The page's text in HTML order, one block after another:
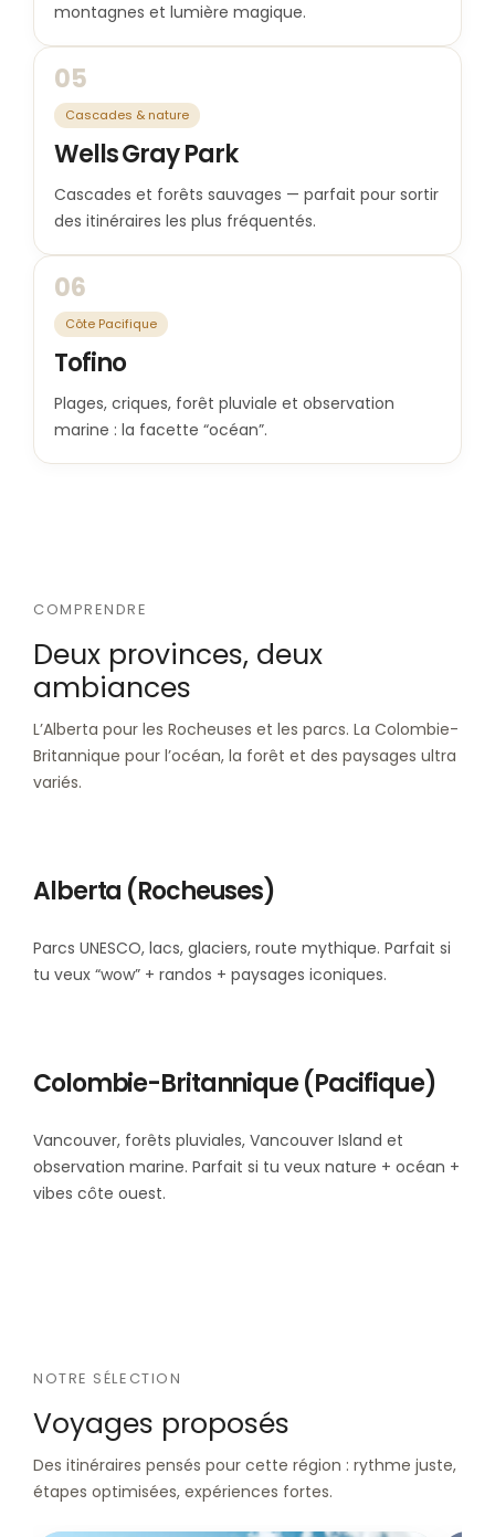
montagnes et lumière magique.
05
Cascades & nature
Wells Gray Park
Cascades et forêts sauvages — parfait pour sortir
des itinéraires les plus fréquentés.
06
Côte Pacifique
Tofino
Plages, criques, forêt pluviale et observation
marine : la facette “océan”.
COMPRENDRE
Deux provinces, deux
ambiances
L’Alberta pour les Rocheuses et les parcs. La Colombie-
Britannique pour l’océan, la forêt et des paysages ultra
variés.
Alberta (Rocheuses)
Parcs UNESCO, lacs, glaciers, route mythique. Parfait si
tu veux “wow” + randos + paysages iconiques.
Colombie-Britannique (Pacifique)
Vancouver, forêts pluviales, Vancouver Island et
observation marine. Parfait si tu veux nature + océan +
vibes côte ouest.
NOTRE SÉLECTION
Voyages proposés
Des itinéraires pensés pour cette région : rythme juste,
étapes optimisées, expériences fortes.